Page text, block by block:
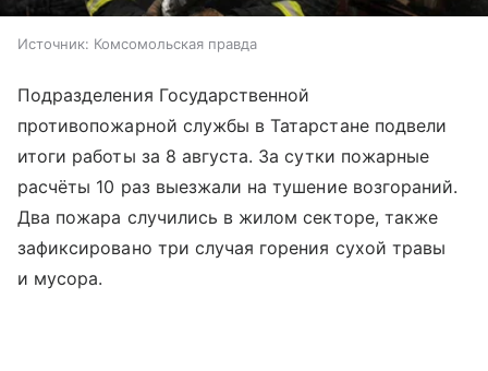
Источник: Комсомольская правда
Подразделения Государственной
противопожарной службы в Татарстане подвели
итоги работы за 8 августа. За сутки пожарные
расчёты 10 раз выезжали на тушение возгораний.
Два пожара случились в жилом секторе, также
зафиксировано три случая горения сухой травы
и мусора.